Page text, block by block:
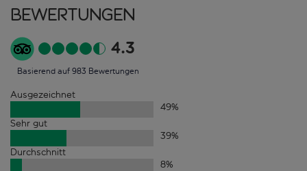
Bewertungen
4.3
Basierend auf 983 Bewertungen
Ausgezeichnet
49%
Sehr gut
39%
Durchschnitt
8%